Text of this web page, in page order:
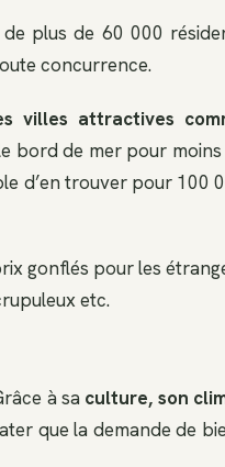
plus de 60 000
concurrence.
villes attractives
bord de mer pour moins
d’en trouver pour 100
gonflés pour les
etc.
à sa culture, son
que la demande de